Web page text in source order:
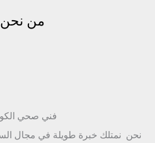
من نحن
فني صحي
نحن نمتلك خبرة طويلة في مجال